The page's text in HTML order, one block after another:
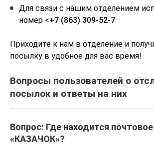
Для связи с нашим отделением
номер <+7 (863) 309-52-7
Приходите к нам в отделение и
посылку в удобное для вас время!
Вопросы пользователей о
посылок и ответы на них
Вопрос: Где находится
«КАЗАЧОК»?